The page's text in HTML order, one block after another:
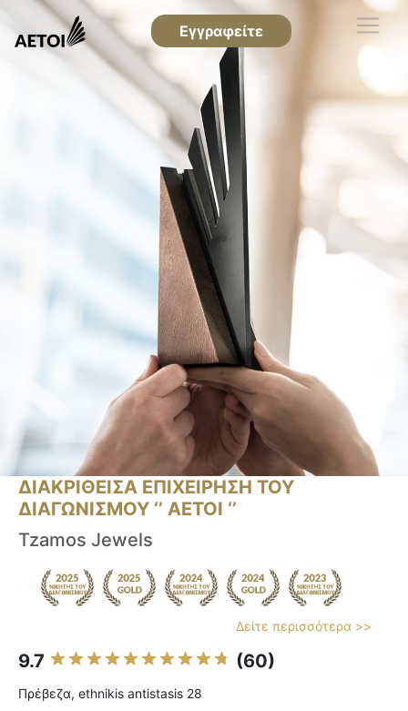
Εγγραφείτε
ΔΙΑΚΡΙΘΕΙΣΑ ΕΠΙΧΕΙΡΗΣΗ ΤΟΥ
ΔΙΑΓΩΝΙΣΜΟΥ ‘’ ΑΕΤΟΙ ‘’
Tzamos Jewels
Δείτε περισσότερα >>
9.7 (60)
Πρέβεζα, ethnikis antistasis 28